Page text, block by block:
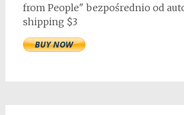
from People" bezpośrednio od
shipping $3